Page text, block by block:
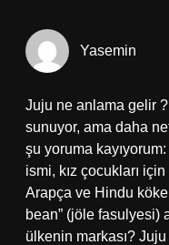
Yasemin
Juju ne anlama gelir
sunuyor, ama daha
şu yoruma
ismi, kız çocukları
Arapça ve Hindu
bean” (jöle fasulyesi)
ülkenin markası?